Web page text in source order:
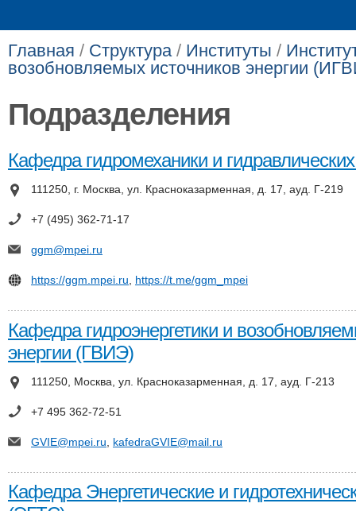
Главная / Структура/ Институты /
возобновляемых источни­ков энергии
Подразделения
Кафедра гидромеханики и
111250, г. Москва, ул. Красноказарменная, д. 17, ауд. Г-219
+7 (495) 362-71-17
ggm@mpei.ru
https://ggm.mpei.ru https://t.me/ggm_mpei
Кафедра гидроэнергетики и
энергии (ГВИЭ)
111250, Москва, ул. Красноказарменная, д. 17, ауд. Г-213
+7 495 362-72-51
GVIE@mpei.ru kafedraGVIE@mail.ru
Кафедра Энергетические и